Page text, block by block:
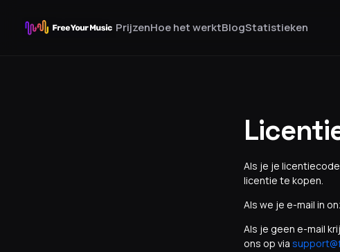
PrijzenHoe het werktBlogStatistieken
Als je je
licentie te kopen.
Als we je e-mail in
Als je geen e-mail
ons op via